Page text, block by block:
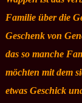
Familie über die
Geschenk von
das so manche
möchten mit dem
etwas Geschick